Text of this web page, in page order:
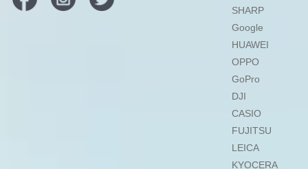
SHARP
Google
HUAWEI
OPPO
GoPro
DJI
CASIO
FUJITSU
LEICA
KYOCERA